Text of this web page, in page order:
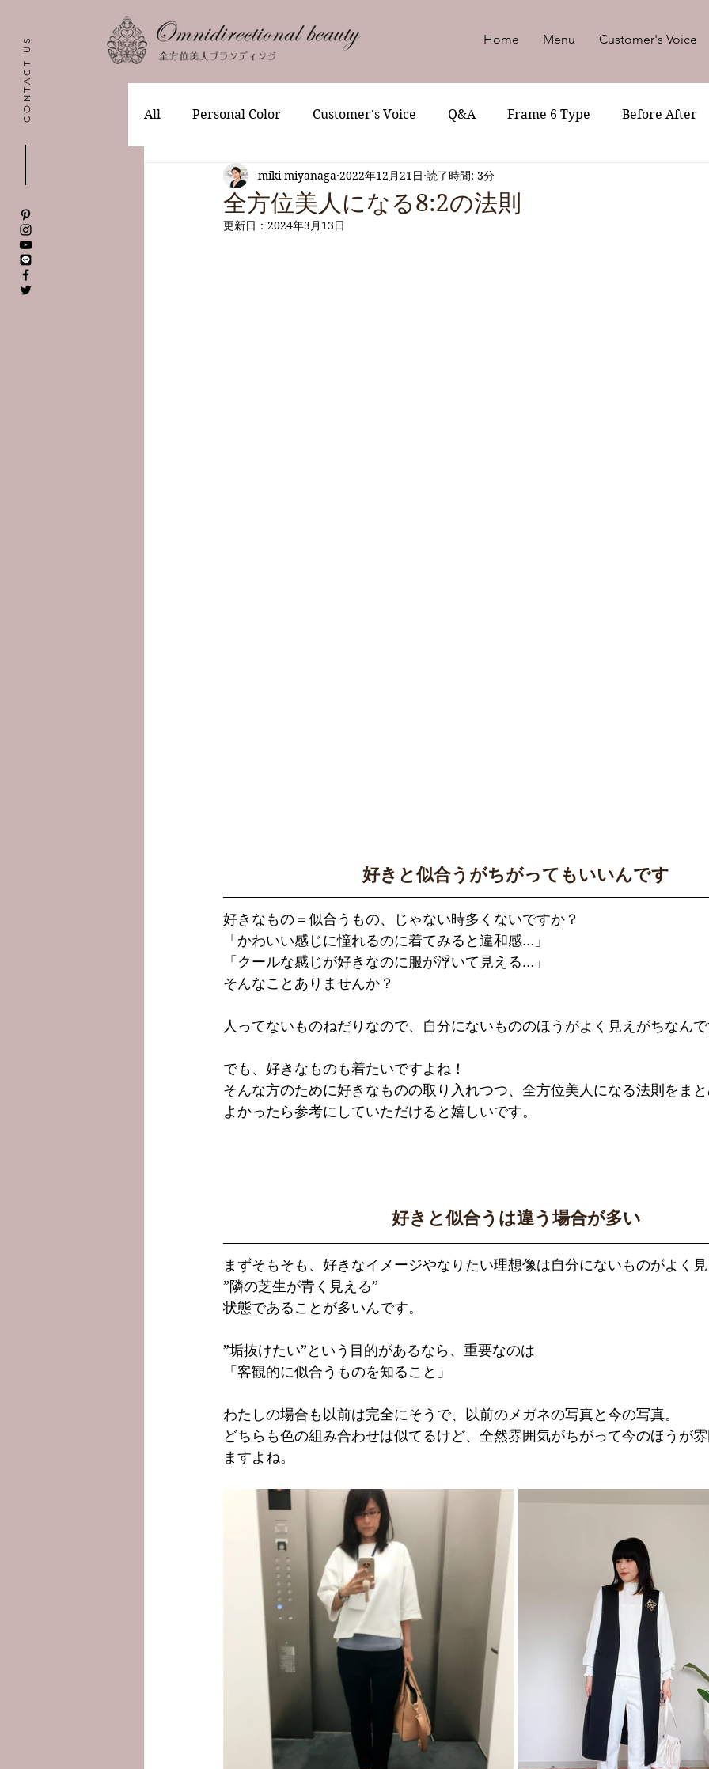
CONTACT US All Personal Color Customer's Voice Q&A Frame 6 Type Before After
全方位美人になる8:2の法則
miki miyanaga 2022年12月21日 読了時間: 3分
更新日： 2024年3月13日
好きと似合うがちがってもいいんです
好きなもの＝似合うもの、じゃない時多くないですか？
「かわいい感じに憧れるのに着てみると違和感…」
「クールな感じが好きなのに服が浮いて見える…」
そんなことありませんか？
人ってないものねだりなので、自分にないもののほうがよく見えがちなん
でも、好きなものも着たいですよね！
そんな方のために好きなものの取り入れつつ、全方位美人になる法則をま
よかったら参考にしていただけると嬉しいです。
好きと似合うは違う場合が多い
まずそもそも、好きなイメージやなりたい理想像は自分にないものがよく
”隣の芝生が青く見える”
状態であることが多いんです。
”垢抜けたい”という目的があるなら、重要なのは
「客観的に似合うものを知ること」
わたしの場合も以前は完全にそうで、以前のメガネの写真と今の写真。
どちらも色の組み合わせは似てるけど、全然雰囲気がちがって今のほうが
ますよね。
Home Menu Customer's Voice